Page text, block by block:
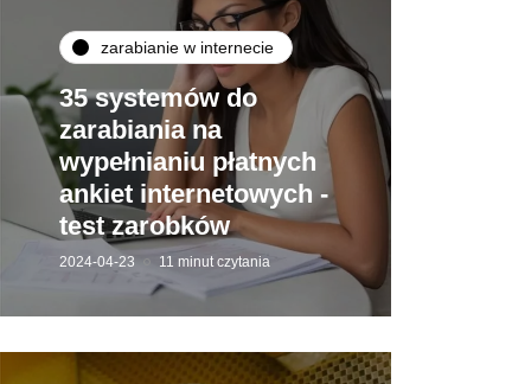
zarabianie w internecie
35 systemów do
zarabiania na
wypełnianiu płatnych
ankiet internetowych -
test zarobków
2024-04-23 11 minut czytania